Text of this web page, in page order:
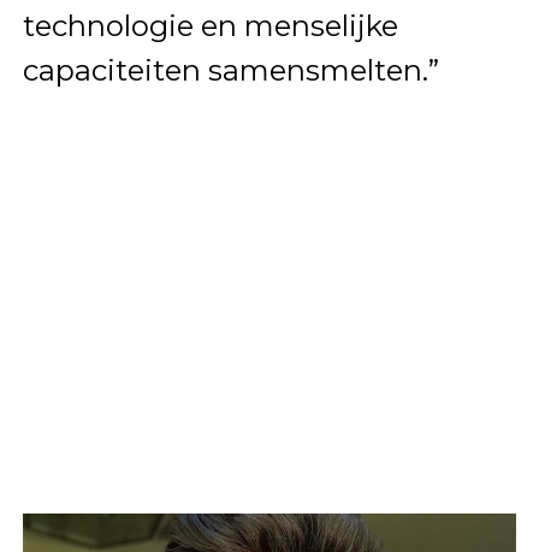
technologie en menselijke
capaciteiten samensmelten.”